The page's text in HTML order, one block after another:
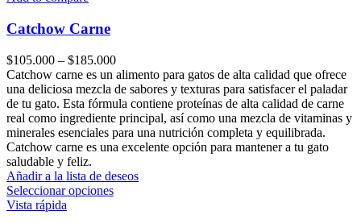
Catchow Carne
$105.000 – $185.000Price
range:
$105.000
through
$185.000
Catchow carne es un alimento para gatos de alta calidad que ofrece
una deliciosa mezcla de sabores y texturas para satisfacer el paladar
de tu gato. Esta fórmula contiene proteínas de alta calidad de carne
real como ingrediente principal, así como una mezcla de vitaminas y
minerales esenciales para una nutrición completa y equilibrada.
Catchow carne es una excelente opción para mantener a tu gato
saludable y feliz.
Añadir a la lista de deseos
Seleccionar opcionesEste
Vista rápida